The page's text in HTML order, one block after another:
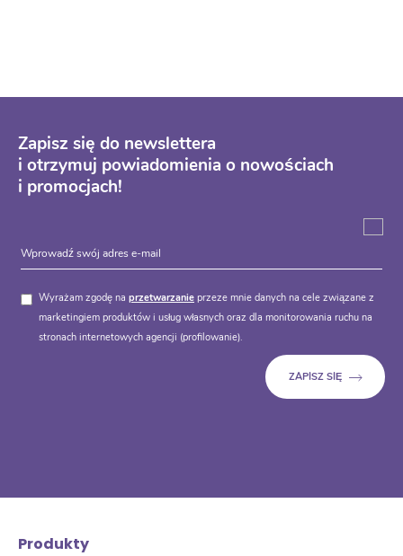
Zapisz się do newslettera
i otrzymuj powiadomienia o nowościach
i promocjach!
Wyrażam zgodę na przetwarzanie przeze mnie danych na cele związane z
marketingiem produktów i usług własnych oraz dla monitorowania ruchu na
stronach internetowych agencji (profilowanie).
Produkty